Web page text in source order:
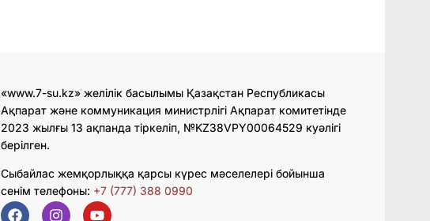
«www.7-su.kz» желілік басылымы Қазақстан Республикасы
Ақпарат және коммуникация министрлігі Ақпарат комитетінде
2023 жылғы 13 ақпанда тіркеліп, №KZ38VPY00064529 куәлігі
берілген.
Сыбайлас жемқорлыққа қарсы күрес мәселелері бойынша
сенім телефоны: +7 (777) 388 0990